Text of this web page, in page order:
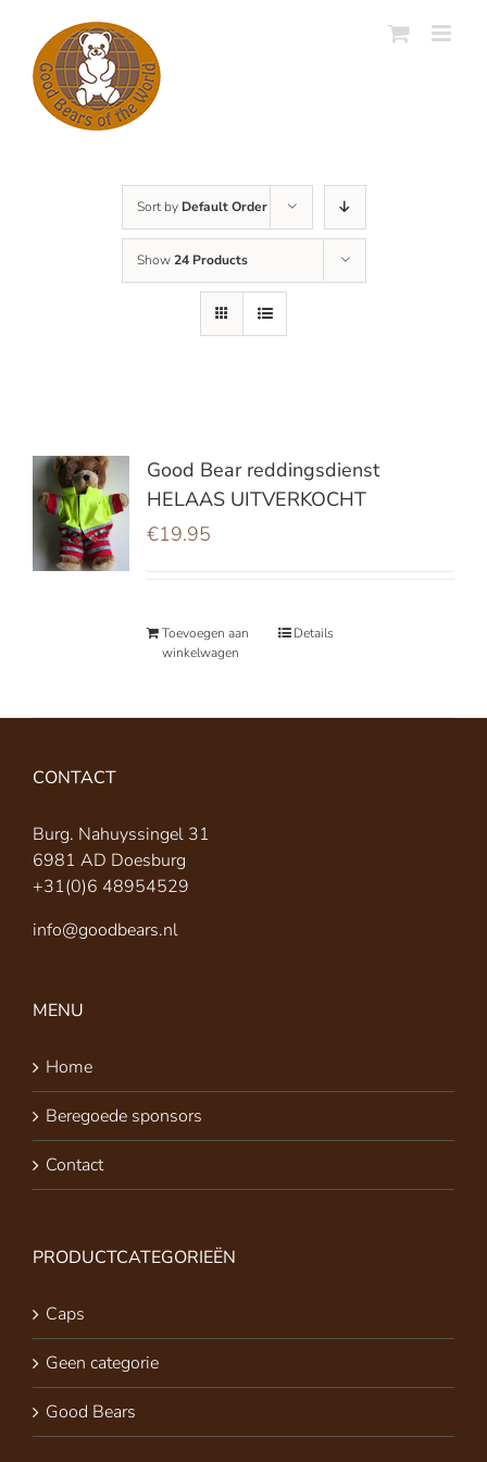
content
Sort by Default Order
Show24 Products
Good Bear reddingsdienst
HELAAS UITVERKOCHT
€19.95
Toevoegen aan
winkelwagen
Details
CONTACT
Burg. Nahuyssingel 31
6981 AD Doesburg
+31(0)6 48954529
info@goodbears.nl
MENU
Home
Beregoede sponsors
Contact
PRODUCTCATEGORIEËN
Caps
Geen categorie
Good Bears